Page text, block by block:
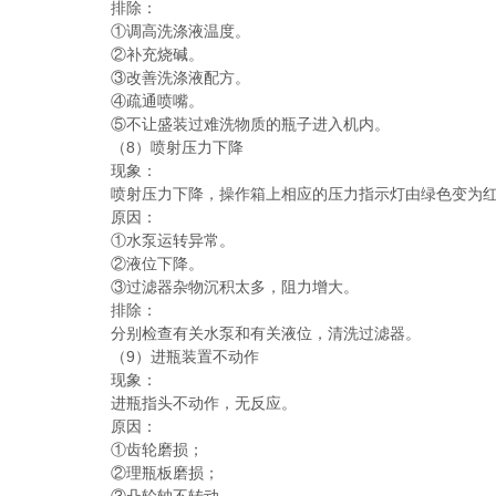
排除：
①调高洗涤液温度。
②补充烧碱。
③改善洗涤液配方。
④疏通喷嘴。
⑤不让盛装过难洗物质的瓶子进入机内。
（8）喷射压力下降
现象：
喷射压力下降，操作箱上相应的压力指示灯由绿色变为
原因：
①水泵运转异常。
②液位下降。
③过滤器杂物沉积太多，阻力增大。
排除：
分别检查有关水泵和有关液位，清洗过滤器。
（9）进瓶装置不动作
现象：
进瓶指头不动作，无反应。
原因：
①齿轮磨损；
②理瓶板磨损；